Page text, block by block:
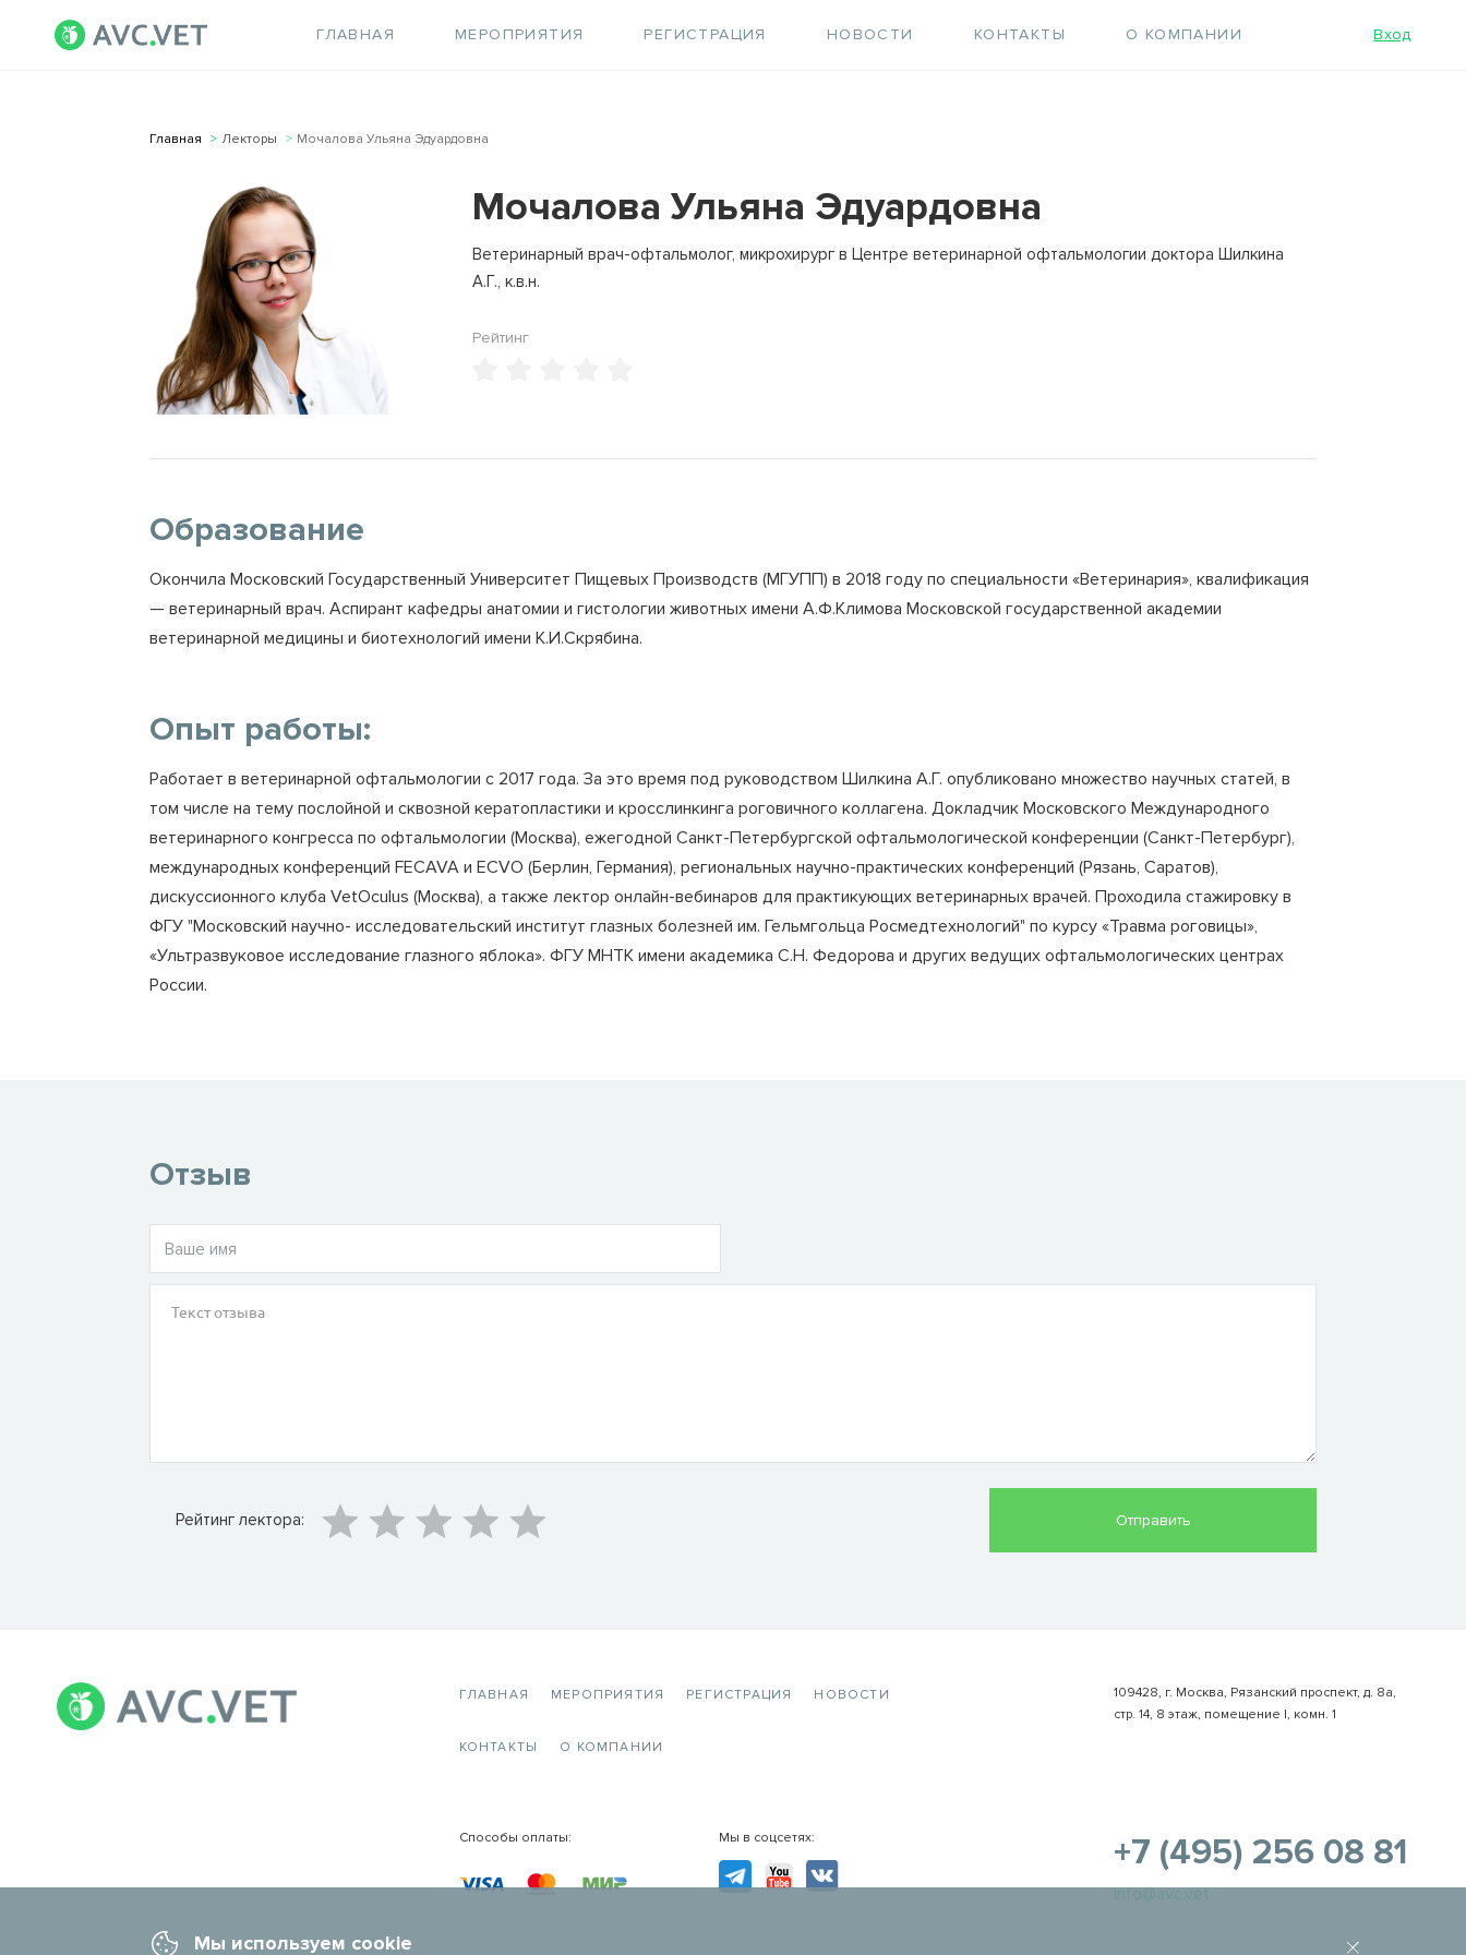
ГЛАВНАЯ МЕРОПРИЯТИЯ РЕГИСТРАЦИЯ НОВОСТИ КОНТАКТЫ О КОМПАНИИ Вход
Главная Лекторы Мочалова Ульяна Эдуардовна
Мочалова Ульяна Эдуардовна
Ветеринарный врач-офтальмолог, микрохирург в Центре ветеринарной офтальмологии доктора Шилкина
А.Г., к.в.н.
Рейтинг
Образование
Окончила Московский Государственный Университет Пищевых Производств (МГУПП) в 2018 году по специальности «Ветеринария», квалификация
— ветеринарный врач. Аспирант кафедры анатомии и гистологии животных имени А.Ф.Климова Московской государственной академии
ветеринарной медицины и биотехнологий имени К.И.Скрябина.
Опыт работы:
Работает в ветеринарной офтальмологии с 2017 года. За это время под руководством Шилкина А.Г. опубликовано множество научных статей, в
том числе на тему послойной и сквозной кератопластики и кросслинкинга роговичного коллагена. Докладчик Московского Международного
ветеринарного конгресса по офтальмологии (Москва), ежегодной Санкт-Петербургской офтальмологической конференции (Санкт-Петербург),
международных конференций FECAVA и ECVO (Берлин, Германия), региональных научно-практических конференций (Рязань, Саратов),
дискуссионного клуба VetOculus (Москва), а также лектор онлайн-вебинаров для практикующих ветеринарных врачей. Проходила стажировку в
ФГУ "Московский научно- исследовательский институт глазных болезней им. Гельмгольца Росмедтехнологий" по курсу «Травма роговицы»,
«Ультразвуковое исследование глазного яблока». ФГУ МНТК имени академика С.Н. Федорова и других ведущих офтальмологических центрах
России.
Отзыв
Рейтинг лектора:
ГЛАВНАЯ МЕРОПРИЯТИЯ РЕГИСТРАЦИЯ НОВОСТИ
КОНТАКТЫ О КОМПАНИИ
109428, г. Москва, Рязанский проспект, д. 8а,
стр. 14, 8 этаж, помещение I, комн. 1
Способы оплаты: Мы в соцсетях:
TG YouTube
VK +7 (495) 256 08 81
info@avc.vet
Мы используем cookie